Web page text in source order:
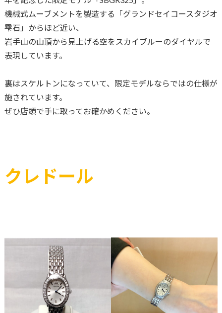
機械式ムーブメントを製造する「グランドセイコースタジオ
雫石」からほど近い、
岩手山の山頂から見上げる空をスカイブルーのダイヤルで
表現しています。
裏はスケルトンになっていて、限定モデルならではの仕様が
施されています。
ぜひ店頭で手に取ってお確かめください。
クレドール